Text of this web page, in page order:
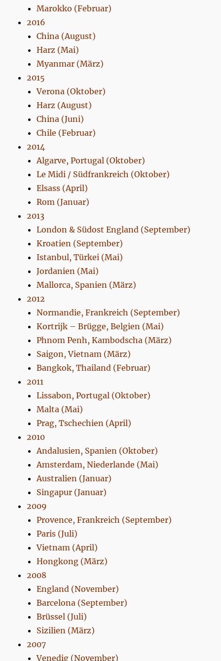
Marokko (Februar)
2016
China (August)
Harz (Mai)
Myanmar (März)
2015
Verona (Oktober)
Harz (August)
China (Juni)
Chile (Februar)
2014
Algarve, Portugal (Oktober)
Le Midi / Südfrankreich (Oktober)
Elsass (April)
Rom (Januar)
2013
London & Südost England (September)
Kroatien (September)
Istanbul, Türkei (Mai)
Jordanien (Mai)
Mallorca, Spanien (März)
2012
Normandie, Frankreich (September)
Kortrijk – Brügge, Belgien (Mai)
Phnom Penh, Kambodscha (März)
Saigon, Vietnam (März)
Bangkok, Thailand (Februar)
2011
Lissabon, Portugal (Oktober)
Malta (Mai)
Prag, Tschechien (April)
2010
Andalusien, Spanien (Oktober)
Amsterdam, Niederlande (Mai)
Australien (Januar)
Singapur (Januar)
2009
Provence, Frankreich (September)
Paris (Juli)
Vietnam (April)
Hongkong (März)
2008
England (November)
Barcelona (September)
Brüssel (Juli)
Sizilien (März)
2007
Venedig (November)